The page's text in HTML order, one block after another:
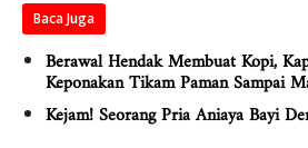
Baca Juga
Berawal Hendak Membuat Kopi,
Keponakan Tikam Paman Sampai
Kejam! Seorang Pria Aniaya Bayi